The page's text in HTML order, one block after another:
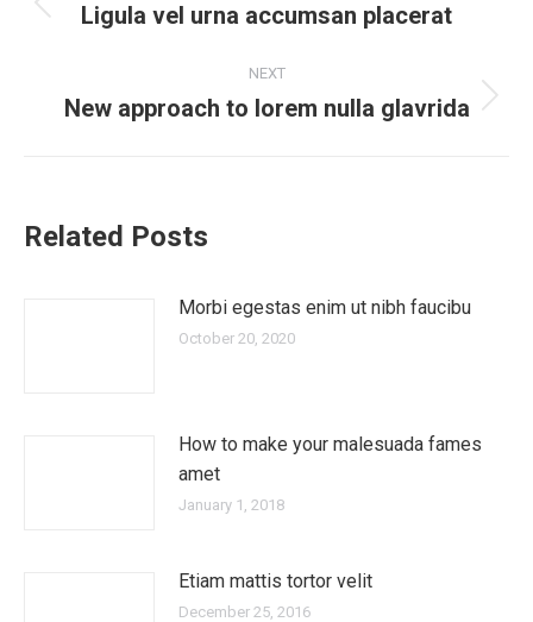
Ligula vel urna accumsan placerat
NEXT
New approach to lorem nulla glavrida
Related Posts
Morbi egestas enim ut nibh faucibu
October 20, 2020
How to make your malesuada fames
amet
January 1, 2018
Etiam mattis tortor velit
December 25, 2016